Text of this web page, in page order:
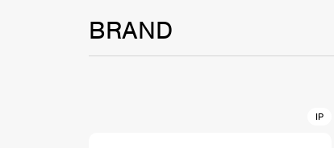
BRAND
IP
NEWS